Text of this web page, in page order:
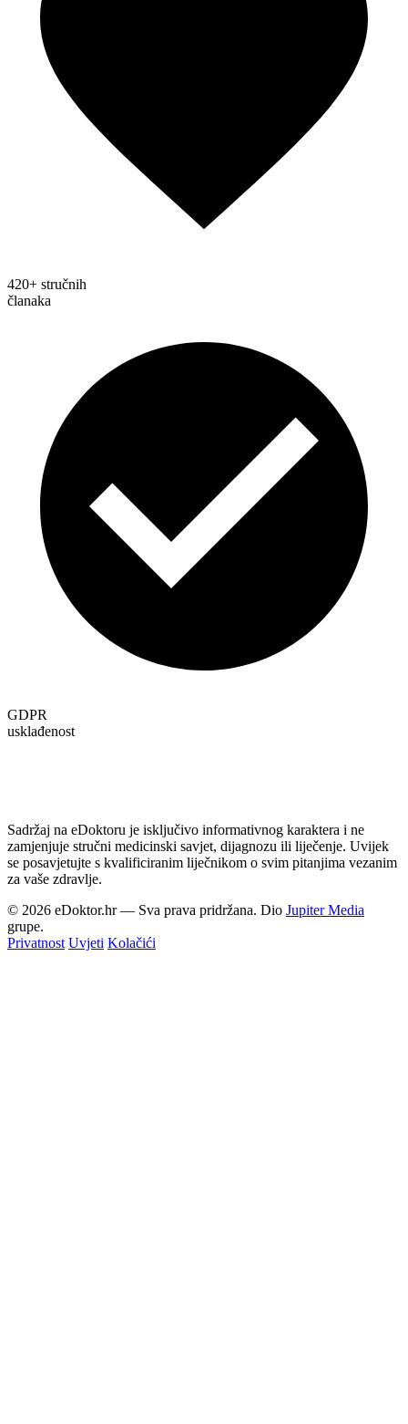
420+ stručnih
članaka
GDPR
usklađenost
Sadržaj na eDoktoru je isključivo informativnog karaktera i ne
zamjenjuje stručni medicinski savjet, dijagnozu ili liječenje. Uvijek
se posavjetujte s kvalificiranim liječnikom o svim pitanjima vezanim
za vaše zdravlje.
© 2026 eDoktor.hr — Sva prava pridržana. Dio Jupiter Media
grupe.
Privatnost Uvjeti Kolačići